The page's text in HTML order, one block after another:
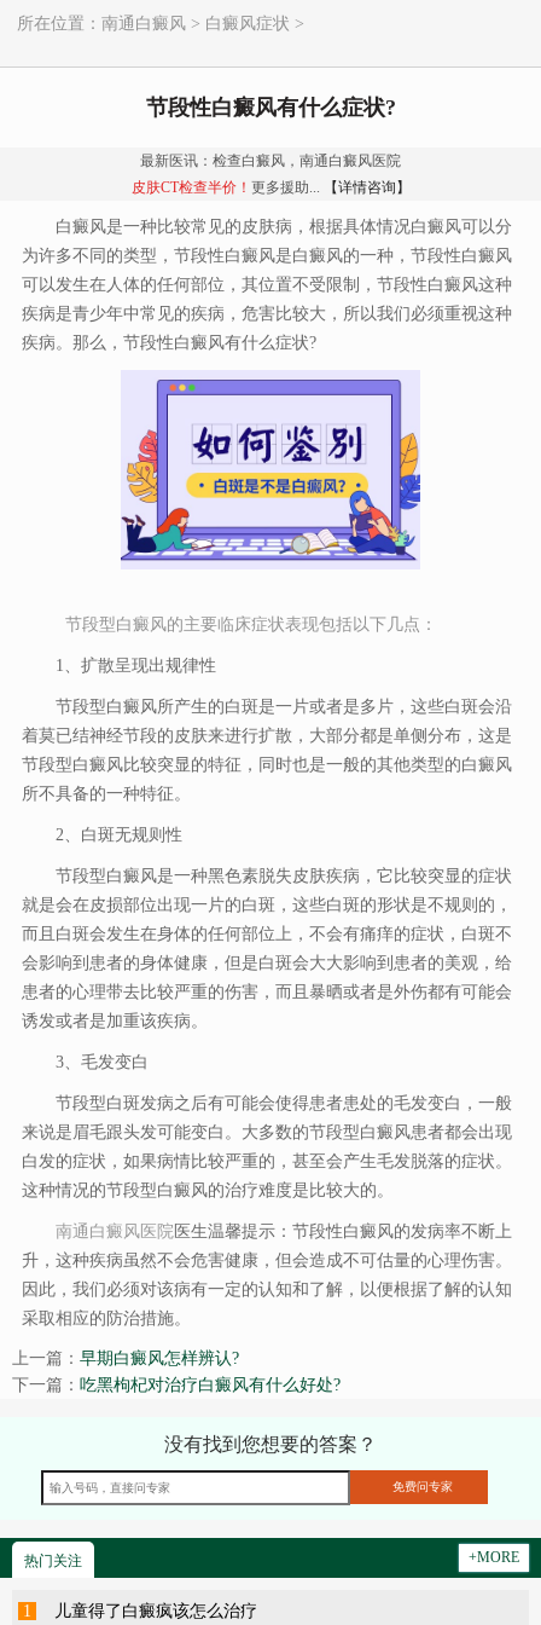
所在位置： 南通白癜风 > 白癜风症状 >
节段性白癜风有什么症状?
最新医讯：检查白癜风，南通白癜风医院
皮肤CT检查半价！ 更多援助... 【详情咨询】
白癜风是一种比较常见的皮肤病，根据具体情况白癜风可以分
为许多不同的类型，节段性白癜风是白癜风的一种，节段性白癜风
可以发生在人体的任何部位，其位置不受限制，节段性白癜风这种
疾病是青少年中常见的疾病，危害比较大，所以我们必须重视这种
疾病。那么，节段性白癜风有什么症状?
节段型白癜风的主要临床症状表现包括以下几点：
1、扩散呈现出规律性
节段型白癜风所产生的白斑是一片或者是多片，这些白斑会沿
着莫已结神经节段的皮肤来进行扩散，大部分都是单侧分布，这是
节段型白癜风比较突显的特征，同时也是一般的其他类型的白癜风
所不具备的一种特征。
2、白斑无规则性
节段型白癜风是一种黑色素脱失皮肤疾病，它比较突显的症状
就是会在皮损部位出现一片的白斑，这些白斑的形状是不规则的，
而且白斑会发生在身体的任何部位上，不会有痛痒的症状，白斑不
会影响到患者的身体健康，但是白斑会大大影响到患者的美观，给
患者的心理带去比较严重的伤害，而且暴晒或者是外伤都有可能会
诱发或者是加重该疾病。
3、毛发变白
节段型白斑发病之后有可能会使得患者患处的毛发变白，一般
来说是眉毛跟头发可能变白。大多数的节段型白癜风患者都会出现
白发的症状，如果病情比较严重的，甚至会产生毛发脱落的症状。
这种情况的节段型白癜风的治疗难度是比较大的。
南通白癜风医院 医生温馨提示：节段性白癜风的发病率不断上
升，这种疾病虽然不会危害健康，但会造成不可估量的心理伤害。
因此，我们必须对该病有一定的认知和了解，以便根据了解的认知
采取相应的防治措施。
上一篇： 早期白癜风怎样辨认?
下一篇： 吃黑枸杞对治疗白癜风有什么好处?
没有找到您想要的答案？
热门关注 +MORE
1 儿童得了白癜疯该怎么治疗